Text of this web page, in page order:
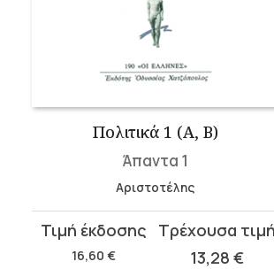
Πολιτικά 1 (Α, Β)
Άπαντα 1
Αριστοτέλης
16,60 €
Original
13,28 €
τρέχουσα